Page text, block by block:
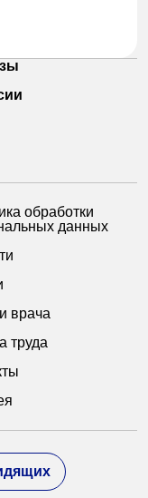
обработки
данных
врача
труда